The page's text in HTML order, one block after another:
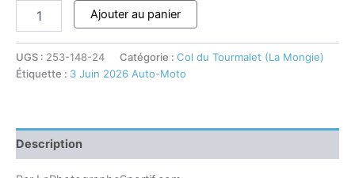
Ajouter au panier
UGS : 253-148-24 Catégorie : Col du Tourmalet (La Mongie)
Étiquette : 3 Juin 2026 Auto-Moto
Description